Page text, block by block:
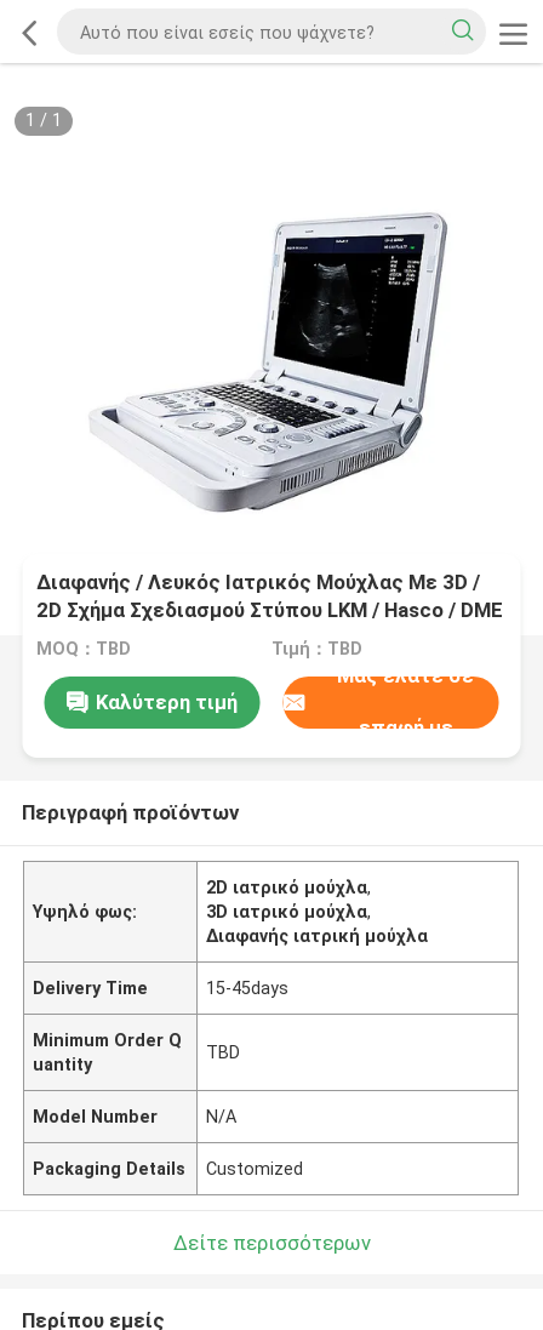
1 / 1
Διαφανής / Λευκός Ιατρικός Μούχλας Με 3D /
2D Σχήμα Σχεδιασμού Στύπου LKM / Hasco / DME
/ Misumi
MOQ：TBD Τιμή：TBD
Καλύτερη τιμή
Μας ελάτε σε
επαφή με
Περιγραφή προϊόντων
Υψηλό φως:
2D ιατρικό μούχλα,
3D ιατρικό μούχλα,
Διαφανής ιατρική μούχλα
Delivery Time 15-45days
Minimum Order Q
uantity
TBD
Model Number N/A
Packaging Details Customized
Δείτε περισσότερων
Περίπου εμείς